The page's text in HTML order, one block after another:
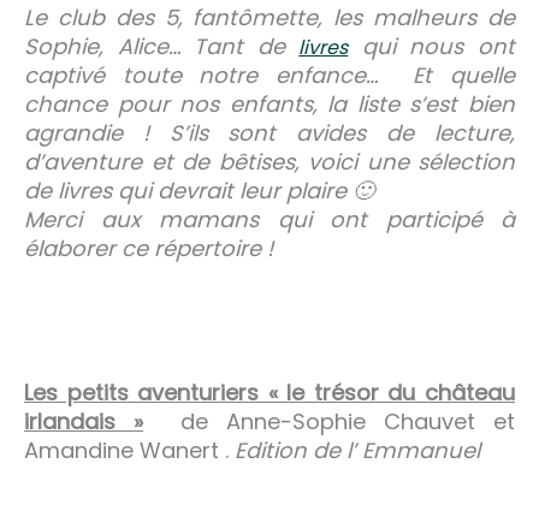
Le club des 5, fantômette, les malheurs de
Sophie, Alice… Tant de livresqui nous ont
captivé toute notre enfance… Et quelle
chance pour nos enfants, la liste s’est bien
agrandie ! S’ils sont avides de lecture,
d’aventure et de bêtises, voici une sélection
de livres qui devrait leur plaire 🙂
Merci aux mamans qui ont participé à
élaborer ce répertoire !
Les petits aventuriers « le trésor du château
irlandais »
de Anne-Sophie Chauvet et
Amandine Wanert . Edition de l’ Emmanuel